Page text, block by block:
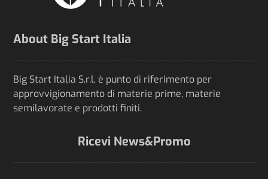
About Big Start Italia
Big Start Italia S.r.l. è punto di riferimento per
approvvigionamento di materie prime, materie
semilavorate e prodotti finiti.
Ricevi News&Promo